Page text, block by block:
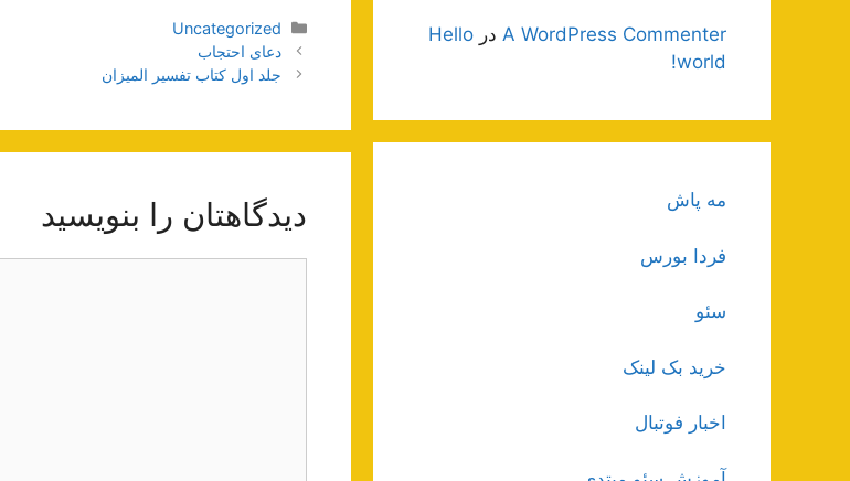
دسته‌ها
Uncategorized
ناوبری
نوشته‌ها
دعای احتجاب
جلد اول کتاب تفسیر المیزان
دیدگاهتان را بنویسید
A WordPress Commenter در Hello
world!
مه پاش
فردا بورس
سئو
خرید بک لینک
اخبار فوتبال